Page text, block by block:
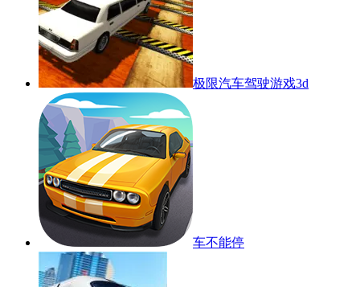
极限汽车驾驶游戏3d
车不能停